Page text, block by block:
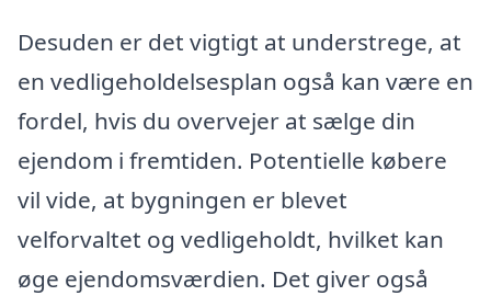
Desuden er det vigtigt at understrege, at
en vedligeholdelsesplan også kan være en
fordel, hvis du overvejer at sælge din
ejendom i fremtiden. Potentielle købere
vil vide, at bygningen er blevet
velforvaltet og vedligeholdt, hvilket kan
øge ejendomsværdien. Det giver også